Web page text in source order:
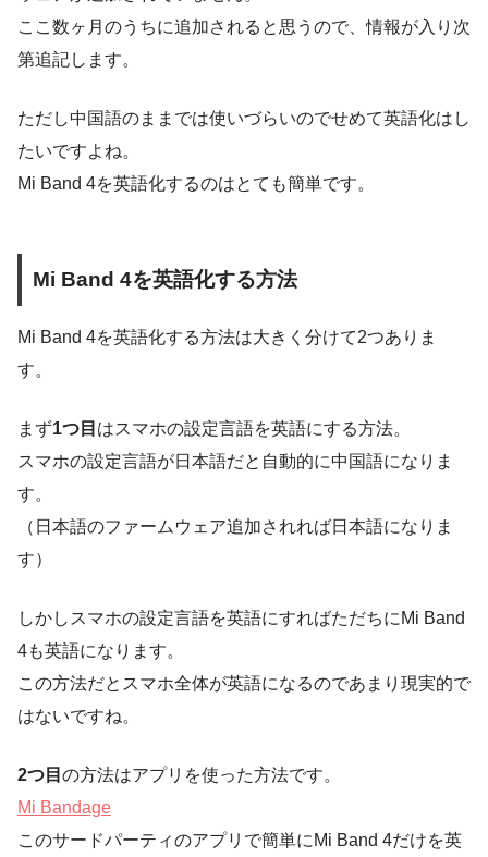
ここ数ヶ月のうちに追加されると思うので、情報が入り次
第追記します。
ただし中国語のままでは使いづらいのでせめて英語化はし
たいですよね。
Mi Band 4を英語化するのはとても簡単です。
Mi Band 4を英語化する方法
Mi Band 4を英語化する方法は大きく分けて2つありま
す。
まず1つ目 はスマホの設定言語を英語にする方法。
スマホの設定言語が日本語だと自動的に中国語になりま
す。
（日本語のファームウェア追加されれば日本語になりま
す）
しかしスマホの設定言語を英語にすればただちにMi Band
4も英語になります。
この方法だとスマホ全体が英語になるのであまり現実的で
はないですね。
2つ目 の方法はアプリを使った方法です。
Mi Bandage
このサードパーティのアプリで簡単にMi Band 4だけを英